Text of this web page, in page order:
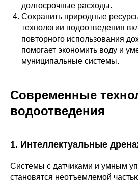
долгосрочные расходы.
Сохранить природные
технологии водоотведения
повторного использования
помогает экономить воду и
муниципальные системы.
Современные
водоотведения
1. Интеллектуальные
Системы с датчиками и умным
становятся неотъемлемой